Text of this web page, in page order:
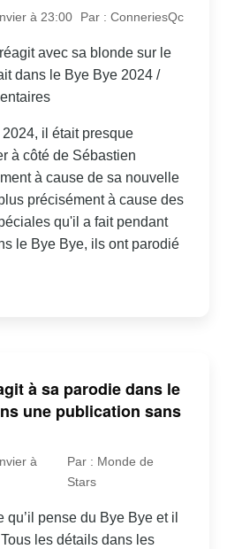
à 23:00 Par : ConneriesQc
avec sa blonde sur le
dans le Bye Bye 2024 /
il était presque
à côté de Sébastien
à cause de sa nouvelle
précisément à cause des
qu'il a fait pendant
le Bye Bye, ils ont parodié
à sa parodie dans le
une publication sans
à
Par : Monde de
Stars
qu’il pense du Bye Bye et il
les détails dans les